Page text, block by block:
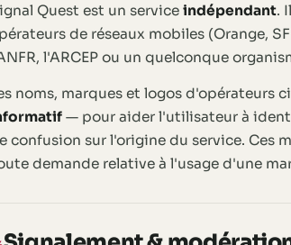
Quest est un service indépendant.
de réseaux mobiles (Orange,
l'ARCEP ou un quelconque
noms, marques et logos d'opérateurs
— pour aider l'utilisateur à
confusion sur l'origine du service. Ces
demande relative à l'usage d'une